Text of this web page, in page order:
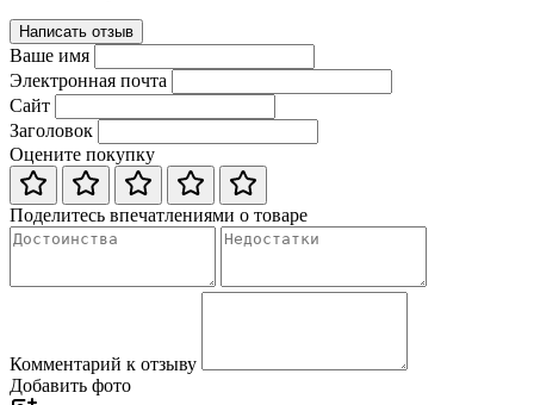
Написать отзыв
Ваше имя
Электронная почта
Сайт
Заголовок
Оцените покупку
Поделитесь впечатлениями о товаре
Комментарий к отзыву
Добавить фото